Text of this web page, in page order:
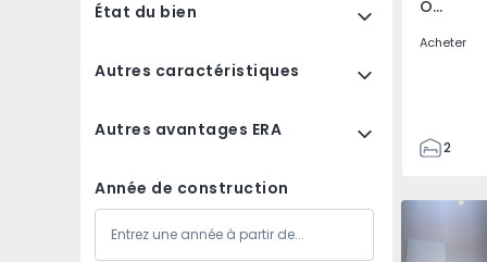
État du bien
Autres caractéristiques
Autres avantages ERA
Année de construction
Olivais Sul, Lisboa
Acheter
2
57
Appartement T3